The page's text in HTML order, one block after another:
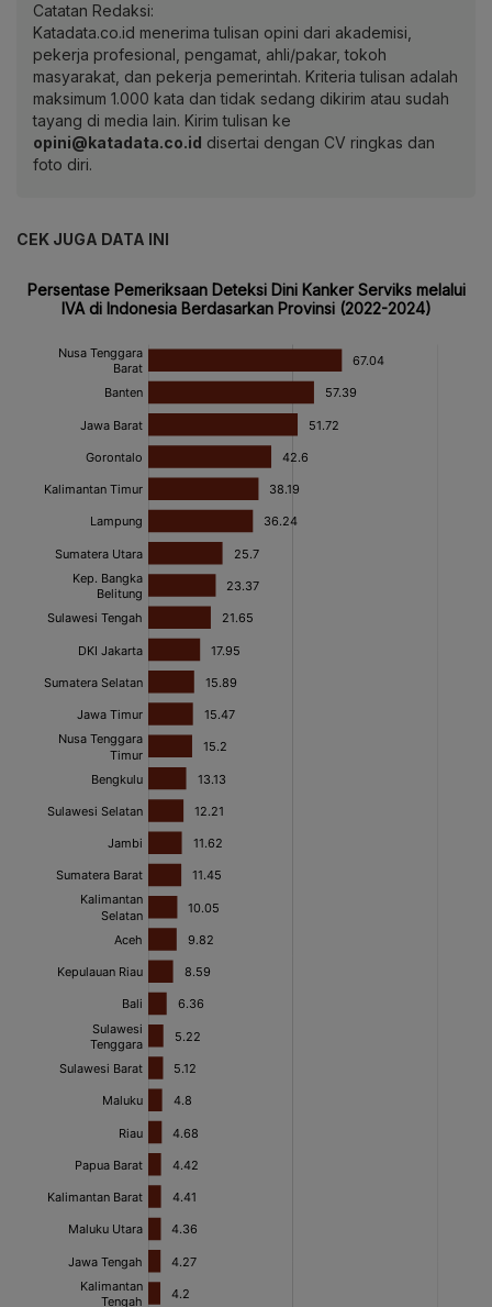
Catatan Redaksi:
Katadata.co.id menerima tulisan opini dari akademisi,
pekerja profesional, pengamat, ahli/pakar, tokoh
masyarakat, dan pekerja pemerintah. Kriteria tulisan adalah
maksimum 1.000 kata dan tidak sedang dikirim atau sudah
tayang di media lain. Kirim tulisan ke
opini@katadata.co.id disertai dengan CV ringkas dan
foto diri.
CEK JUGA DATA INI